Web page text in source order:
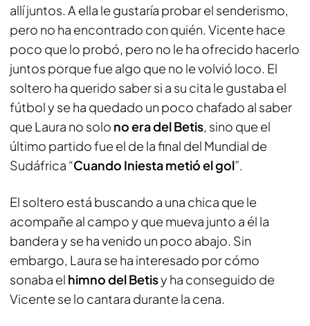
allí juntos. A ella le gustaría probar el senderismo,
pero no ha encontrado con quién. Vicente hace
poco que lo probó, pero no le ha ofrecido hacerlo
juntos porque fue algo que no le volvió loco. El
soltero ha querido saber si a su cita le gustaba el
fútbol y se ha quedado un poco chafado al saber
que Laura no solo no era del Betis, sino que el
último partido fue el de la final del Mundial de
Sudáfrica “Cuando Iniesta metió el gol”.
El soltero está buscando a una chica que le
acompañe al campo y que mueva junto a él la
bandera y se ha venido un poco abajo. Sin
embargo, Laura se ha interesado por cómo
sonaba el himno del Betisy ha conseguido de
Vicente se lo cantara durante la cena.